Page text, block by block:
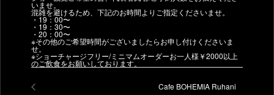
いませ。
混雑を避けるため、下記のお時間よりご指定くださいませ。
・19：00〜
・19：30〜
・20：00〜
※その他のご希望時間がございましたらお申し付けくださいま
せ。
※ショーチャージフリー/ミニマムオーダーお一人様￥2000以上
のご飲食をお願いしております。
Cafe BOHEMIA Ruhani